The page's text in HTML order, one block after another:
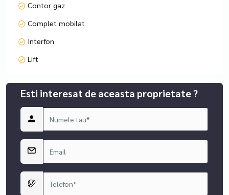
Contor gaz
Complet mobilat
Interfon
Lift
Esti interesat de aceasta proprietate ?